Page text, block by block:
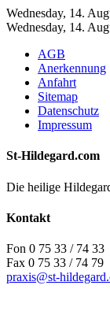
Wednesday, 14.
Wednesday, 14.
AGB
Anerkennung
Anfahrt
Sitemap
Datenschutz
Impressum
St-Hildegard.com
Die heilige
Kontakt
Fon 0 75 33 / 74 33
Fax 0 75 33 / 74 79
praxis@st-